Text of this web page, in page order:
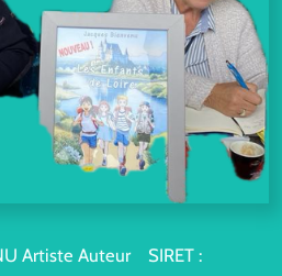
Artiste Auteur SIRET :